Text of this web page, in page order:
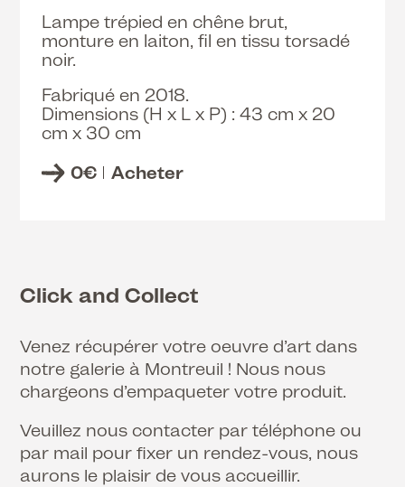
Lampe trépied en chêne brut,
monture en laiton, fil en tissu torsadé
noir.
Fabriqué en 2018.
Dimensions (H x L x P) : 43 cm x 20
cm x 30 cm
0€ Acheter
Click and Collect
Venez récupérer votre oeuvre d’art dans
notre galerie à Montreuil ! Nous nous
chargeons d’empaqueter votre produit.
Veuillez nous contacter par téléphone ou
par mail pour fixer un rendez-vous, nous
aurons le plaisir de vous accueillir.